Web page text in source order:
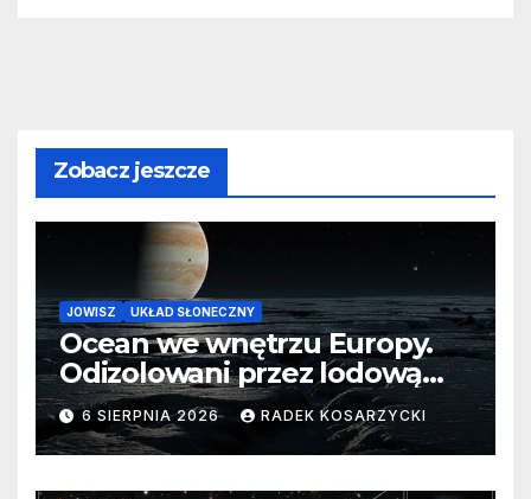
Zobacz jeszcze
JOWISZ UKŁAD SŁONECZNY
Ocean we wnętrzu Europy.
Odizolowani przez lodową
barierę
6 SIERPNIA 2026 RADEK KOSARZYCKI